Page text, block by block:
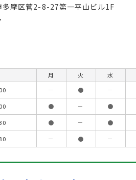
多摩区菅2-8-27第一平山ビル1F
月 火 水
－ ● －
● － ●
● － ●
－ ● －